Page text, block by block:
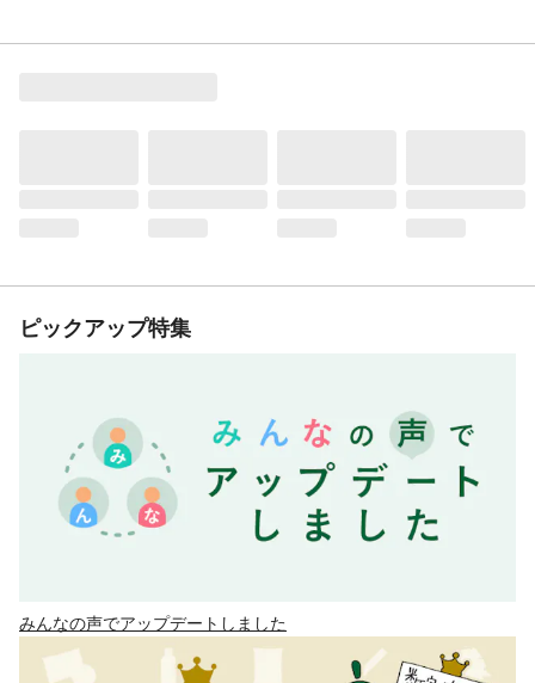
ピックアップ特集
みんなの声でアップデートしました